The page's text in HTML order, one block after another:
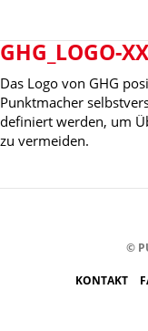
GHG_LOGO-
Das Logo von GHG
Punktmacher
definiert werden, um
zu vermeiden.
©
KONTAKT